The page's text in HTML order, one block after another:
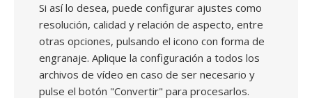
Si así lo desea, puede configurar ajustes como
resolución, calidad y relación de aspecto, entre
otras opciones, pulsando el icono con forma de
engranaje. Aplique la configuración a todos los
archivos de vídeo en caso de ser necesario y
pulse el botón "Convertir" para procesarlos.